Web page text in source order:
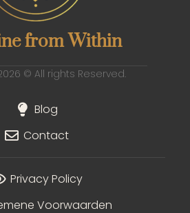
from Within
© All rights Reserved.
Blog
Contact
Privacy Policy
Voorwaarden